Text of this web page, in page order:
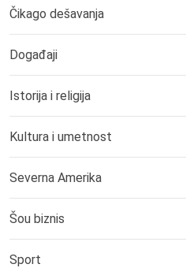
Čikago dešavanja
Događaji
Istorija i religija
Kultura i umetnost
Severna Amerika
Šou biznis
Sport